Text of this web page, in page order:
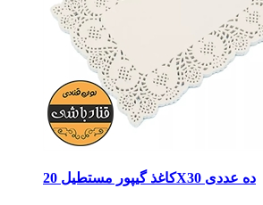
کاغذ گیپور مستطیل 20X30 ده عددی